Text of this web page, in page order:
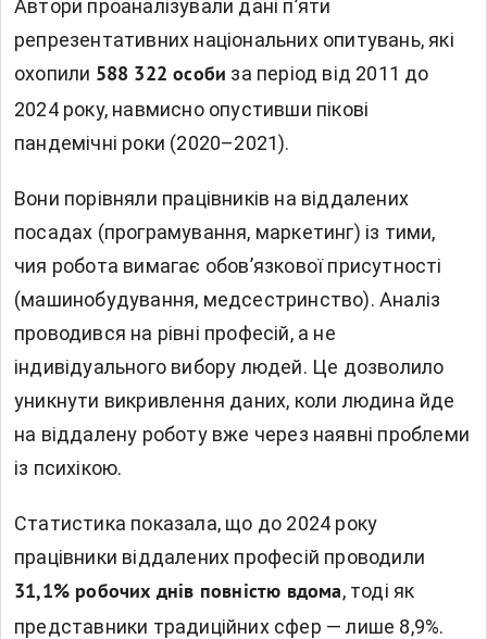
Автори проаналізували дані п’яти
репрезентативних національних опитувань, які
охопили 588 322 особи за період від 2011 до
2024 року, навмисно опустивши пікові
пандемічні роки (2020–2021).
Вони порівняли працівників на віддалених
посадах (програмування, маркетинг) із тими,
чия робота вимагає обов’язкової присутності
(машинобудування, медсестринство). Аналіз
проводився на рівні професій, а не
індивідуального вибору людей. Це дозволило
уникнути викривлення даних, коли людина йде
на віддалену роботу вже через наявні проблеми
із психікою.
Статистика показала, що до 2024 року
працівники віддалених професій проводили
31,1% робочих днів повністю вдома, тоді як
представники традиційних сфер — лише 8,9%.